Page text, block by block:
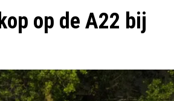
op de A22 bij